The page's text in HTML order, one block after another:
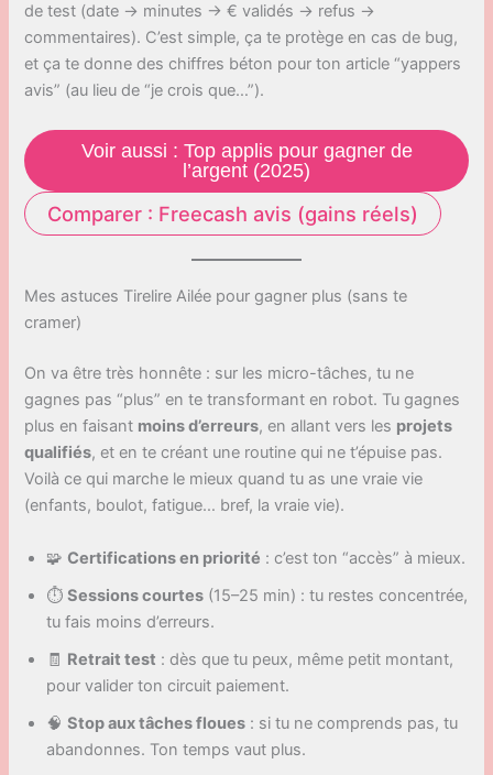
de test (date → minutes → € validés → refus →
commentaires). C’est simple, ça te protège en cas de bug,
et ça te donne des chiffres béton pour ton article “yappers
avis” (au lieu de “je crois que…”).
Voir aussi : Top applis pour gagner de
l’argent (2025)
Comparer : Freecash avis (gains réels)
Mes astuces Tirelire Ailée pour gagner plus (sans te
cramer)
On va être très honnête : sur les micro-tâches, tu ne
gagnes pas “plus” en te transformant en robot. Tu gagnes
plus en faisant moins d’erreurs, en allant vers les projets
qualifiés, et en te créant une routine qui ne t’épuise pas.
Voilà ce qui marche le mieux quand tu as une vraie vie
(enfants, boulot, fatigue… bref, la vraie vie).
🧩Certifications en priorité : c’est ton “accès” à mieux.
⏱️Sessions courtes (15–25 min) : tu restes concentrée,
tu fais moins d’erreurs.
🧾 Retrait test : dès que tu peux, même petit montant,
pour valider ton circuit paiement.
🧠Stop aux tâches floues : si tu ne comprends pas, tu
abandonnes. Ton temps vaut plus.